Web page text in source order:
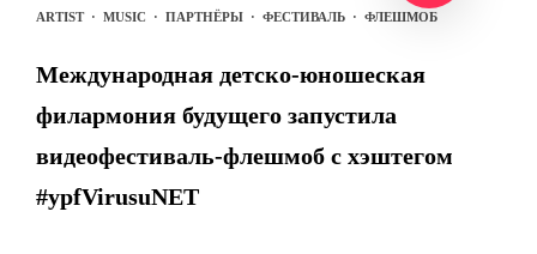
ARTIST· MUSIC · ПАРТНЁРЫ · ФЕСТИВАЛЬ · ФЛЕШМОБ
Международная детско-юношеская
филармония будущего запустила
видеофестиваль-флешмоб с хэштегом
#ypfVirusuNET